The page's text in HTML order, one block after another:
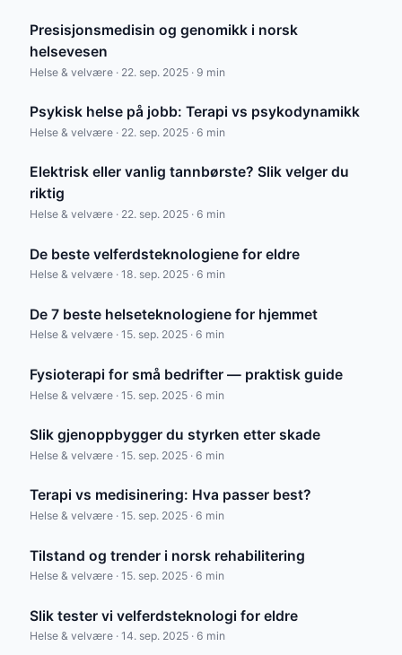
Presisjonsmedisin og genomikk i norsk
helsevesen
Helse & velvære · 22. sep. 2025 · 9 min
Psykisk helse på jobb: Terapi vs psykodynamikk
Helse & velvære · 22. sep. 2025 · 6 min
Elektrisk eller vanlig tannbørste? Slik velger du
riktig
Helse & velvære · 22. sep. 2025 · 6 min
De beste velferdsteknologiene for eldre
Helse & velvære · 18. sep. 2025 · 6 min
De 7 beste helseteknologiene for hjemmet
Helse & velvære · 15. sep. 2025 · 6 min
Fysioterapi for små bedrifter — praktisk guide
Helse & velvære · 15. sep. 2025 · 6 min
Slik gjenoppbygger du styrken etter skade
Helse & velvære · 15. sep. 2025 · 6 min
Terapi vs medisinering: Hva passer best?
Helse & velvære · 15. sep. 2025 · 6 min
Tilstand og trender i norsk rehabilitering
Helse & velvære · 15. sep. 2025 · 6 min
Slik tester vi velferdsteknologi for eldre
Helse & velvære · 14. sep. 2025 · 6 min